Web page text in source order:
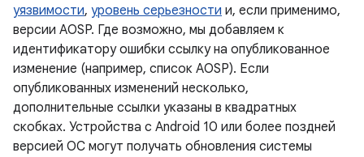
уязвимости, уровень серьезности и, если применимо,
версии AOSP. Где возможно, мы добавляем к
идентификатору ошибки ссылку на опубликованное
изменение (например, список AOSP). Если
опубликованных изменений несколько,
дополнительные ссылки указаны в квадратных
скобках. Устройства с Android 10 или более поздней
версией ОС могут получать обновления системы